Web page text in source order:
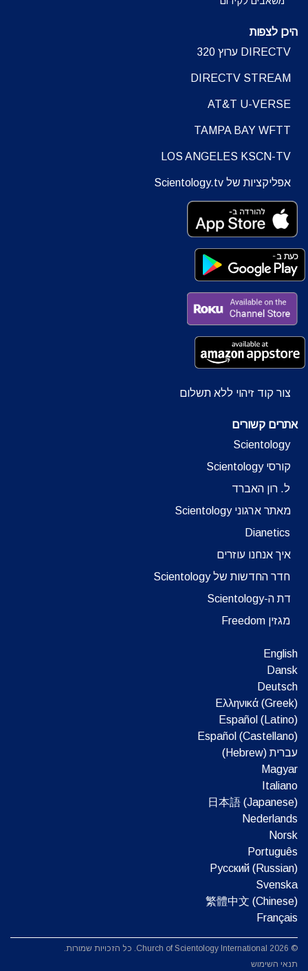
היכן לצפות
DIRECTV ערוץ 320
DIRECTV STREAM
AT&T U-VERSE
TAMPA BAY WFTT
LOS ANGELES KSCN-TV
אפליקציות של Scientology.tv
צור קוד זיהוי ללא תשלום
אתרים קשורים
Scientology
קורסי Scientology
ל. רון האברד
מאתר ארגוני Scientology
Dianetics
איך אנחנו עוזרים
חדר החדשות של Scientology
דת ה-Scientology
מגזין Freedom
English
Dansk
Deutsch
Ελληνικά (Greek)
Español (Latino)
Español (Castellano)
עברית (Hebrew)‏
Magyar
Italiano
日本語 (Japanese)
Nederlands
Norsk
Português
Русский (Russian)
Svenska
繁體中文 (Chinese)
Français
© 2026 Church of Scientology International. כל הזכויות שמורות.
תנאי השימוש